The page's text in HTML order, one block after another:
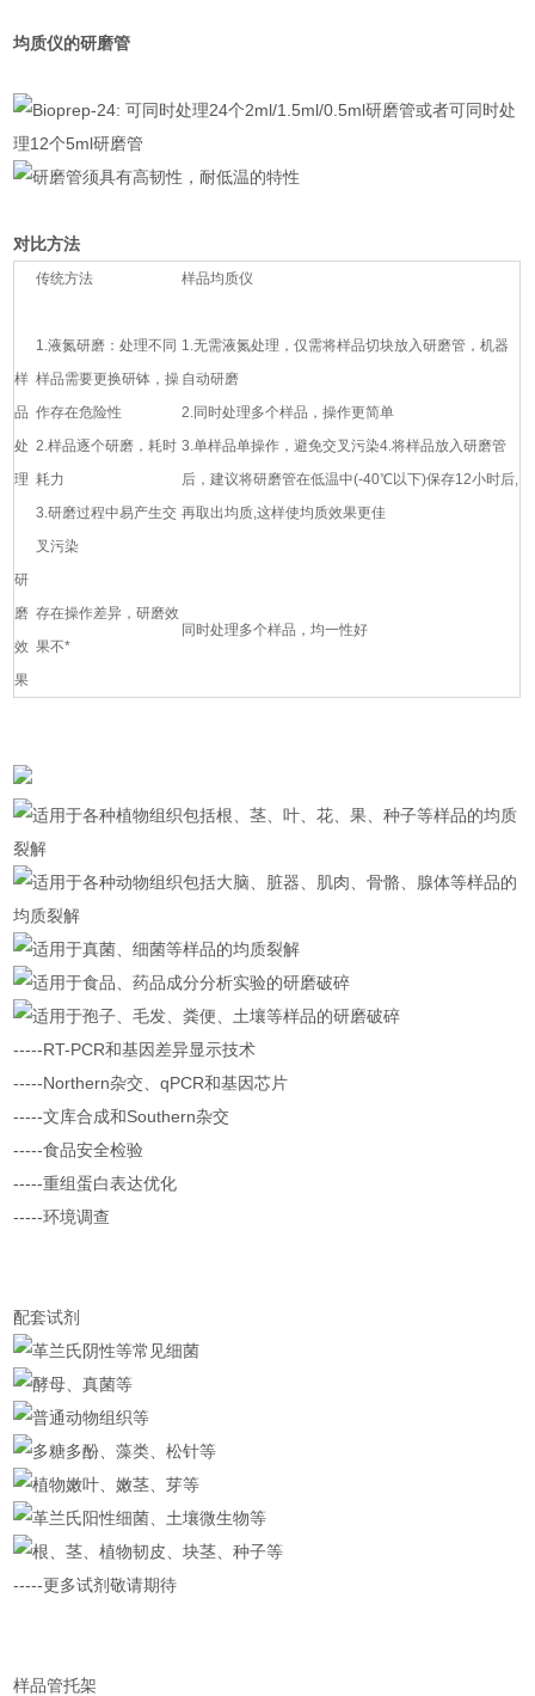
均质仪的研磨管
Bioprep-24: 可同时处理24个2ml/1.5ml/0.5ml研磨管或者可同时处
理12个5ml研磨管
研磨管须具有高韧性，耐低温的特性
对比方法
传统方法 样品均质仪
样
品
处
理
1.液氮研磨：处理不同
样品需要更换研钵，操
作存在危险性
2.样品逐个研磨，耗时
耗力
3.研磨过程中易产生交
叉污染
1.无需液氮处理，仅需将样品切块放入研磨管，机器
自动研磨
2.同时处理多个样品，操作更简单
3.单样品单操作，避免交叉污染4.将样品放入研磨管
后，建议将研磨管在低温中(-40℃以下)保存12小时后,
再取出均质,这样使均质效果更佳
研
磨
效
果
存在操作差异，研磨效
果不*
同时处理多个样品，均一性好
适用于各种植物组织包括根、茎、叶、花、果、种子等样品的均质
裂解
适用于各种动物组织包括大脑、脏器、肌肉、骨骼、腺体等样品的
均质裂解
适用于真菌、细菌等样品的均质裂解
适用于食品、药品成分分析实验的研磨破碎
适用于孢子、毛发、粪便、土壤等样品的研磨破碎
-----RT-PCR和基因差异显示技术
-----Northern杂交、qPCR和基因芯片
-----文库合成和Southern杂交
-----食品安全检验
-----重组蛋白表达优化
-----环境调查
配套试剂
革兰氏阴性等常见细菌
酵母、真菌等
普通动物组织等
多糖多酚、藻类、松针等
植物嫩叶、嫩茎、芽等
革兰氏阳性细菌、土壤微生物等
根、茎、植物韧皮、块茎、种子等
-----更多试剂敬请期待
样品管托架